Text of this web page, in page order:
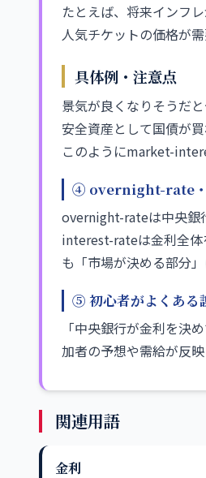
たとえば、将来インフ
人気チケットの価格が
具体例・注意点
景気が良くなりそうだ
安全資産として国債が
このようにmarket-
④ overnight-rate
overnight-rateは中央銀
interest-rateは金利全
も「市場が決める部分」
⑤ 初心者がよくある
「中央銀行が金利を決
加者の予想や需給が反
関連用語
金利